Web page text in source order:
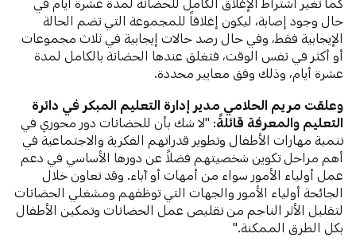
حال وجود إصابة، ليكون إغلاقاً للمجموعة التي تضم الحالة
الإيجابية فقط، وفي حال رصد حالات إيجابية في ثلاث مجموعات
أو أكثر في نفس الوقت، فتغلق عندها الحضانة بالكامل لمدة
عشرة أيام، وذلك وفق معايير محددة.
وعلقت مريم الحلامي مدير إدارة التعليم المبكر في دائرة
التعليم والمعرفة قائلةً: "لا شك بأن للحضانات دور محوري في
تنمية مهارات الأطفال وتطوير قدراتهم الفكرية والاجتماعية في
أهم مراحل تكوين شخصيتهم فضلاً عن دورها الأساسي في دعم
عمل أولياء الأمور سواء من أمهات أو آباء. وقد تعاون خلال
الجائحة أولياء الأمور والجهات التي توظفهم ومشغلي الحضانات
لتقليل الأثر الناجم من تقليص عمل الحضانات وتمكين الأطفال
بكل الطرق الممكنة."